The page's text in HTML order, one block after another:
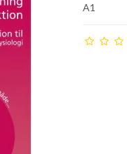
A1